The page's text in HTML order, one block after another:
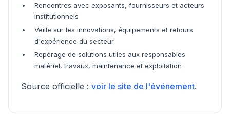
Rencontres avec exposants, fournisseurs et acteurs
institutionnels
Veille sur les innovations, équipements et retours
d'expérience du secteur
Repérage de solutions utiles aux responsables
matériel, travaux, maintenance et exploitation
Source officielle : voir le site de l'événement.